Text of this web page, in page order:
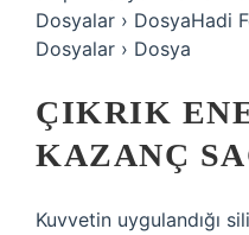
Dosyalar › DosyaHadi
Dosyalar › Dosya
ÇIKRIK
KAZANÇ
Kuvvetin uygulandığı